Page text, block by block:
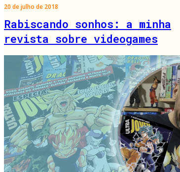
20 de julho de 2018
Rabiscando sonhos: a minha
revista sobre videogames